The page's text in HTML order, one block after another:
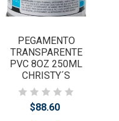
PEGAMENTO
TRANSPARENTE
PVC 8OZ 250ML
CHRISTY´S
$88.60